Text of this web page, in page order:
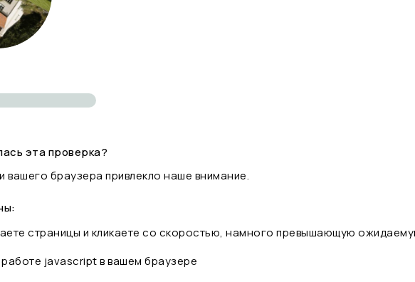
эта проверка?
вашего браузера привлекло наше внимание.
страницы и кликаете со скоростью, намного превышающую
javascript в вашем браузере